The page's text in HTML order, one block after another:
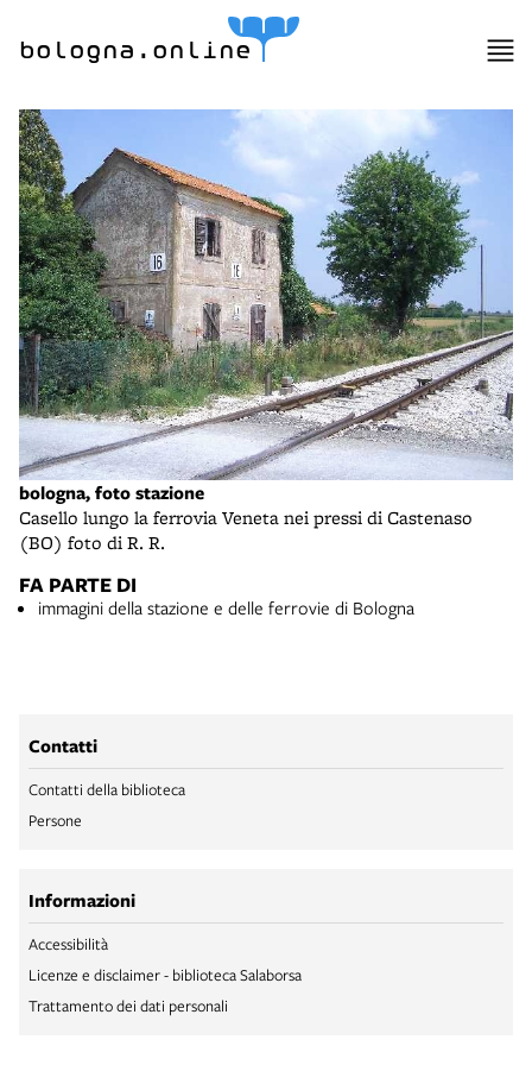
bologna.online
bologna, foto stazione
Casello lungo la ferrovia Veneta nei pressi di Castenaso
(BO) foto di R. R.
FA PARTE DI
immagini della stazione e delle ferrovie di Bologna
Contatti
Contatti della biblioteca
Persone
Informazioni
Accessibilità
Licenze e disclaimer - biblioteca Salaborsa
Trattamento dei dati personali